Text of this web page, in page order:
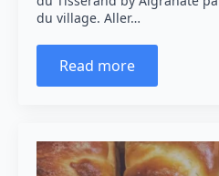
du village. Aller…
Read more